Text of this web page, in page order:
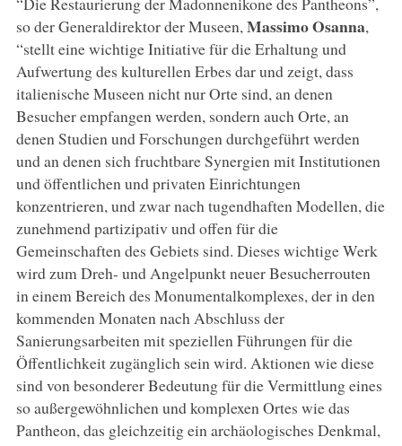
so der Generaldirektor der Museen, Massimo Osanna,
“stellt eine wichtige Initiative für die Erhaltung und
Aufwertung des kulturellen Erbes dar und zeigt, dass
italienische Museen nicht nur Orte sind, an denen
Besucher empfangen werden, sondern auch Orte, an
denen Studien und Forschungen durchgeführt werden
und an denen sich fruchtbare Synergien mit Institutionen
und öffentlichen und privaten Einrichtungen
konzentrieren, und zwar nach tugendhaften Modellen, die
zunehmend partizipativ und offen für die
Gemeinschaften des Gebiets sind. Dieses wichtige Werk
wird zum Dreh- und Angelpunkt neuer Besucherrouten
in einem Bereich des Monumentalkomplexes, der in den
kommenden Monaten nach Abschluss der
Sanierungsarbeiten mit speziellen Führungen für die
Öffentlichkeit zugänglich sein wird. Aktionen wie diese
sind von besonderer Bedeutung für die Vermittlung eines
so außergewöhnlichen und komplexen Ortes wie das
Pantheon, das gleichzeitig ein archäologisches Denkmal,